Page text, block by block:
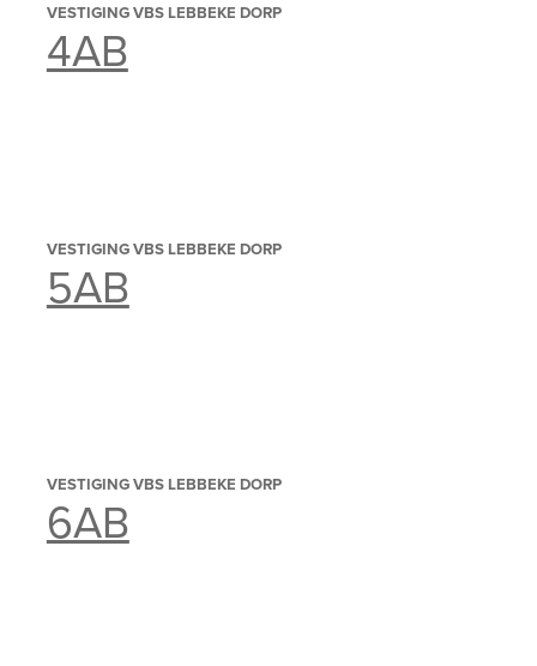
4AB
VESTIGING VBS LEBBEKE DORP
5AB
VESTIGING VBS LEBBEKE DORP
6AB
VESTIGING VBS LEBBEKE DORP